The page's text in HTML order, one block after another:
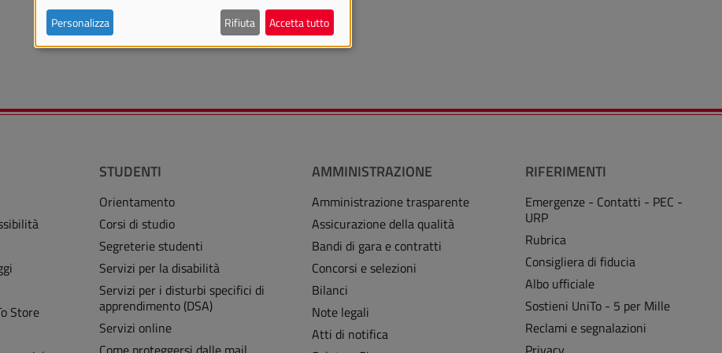
Store
STUDENTI
Orientamento
Corsi di studio
Segreterie studenti
Servizi per la disabilità
Servizi per i disturbi specifici di
apprendimento (DSA)
Servizi online
AMMINISTRAZIONE
Amministrazione trasparente
Assicurazione della qualità
Bandi di gara e contratti
Concorsi e selezioni
Bilanci
Note legali
Atti di notifica
RIFERIMENTI
Emergenze - Contatti - PEC -
URP
Rubrica
Consigliera di fiducia
Albo ufficiale
Sostieni UniTo - 5 per Mille
Reclami e segnalazioni
Personalizza Rifiuta Accetta tutto